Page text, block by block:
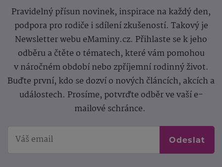
Pravidelný přísun novinek, inspirace na každý den,
podpora pro rodiče i sdílení zkušeností. Takový je
Newsletter webu eMaminy.cz. Přihlaste se k jeho
odběru a čtěte o tématech, které vám pomohou
v náročném období nebo zpříjemní rodinný život.
Buďte první, kdo se dozví o nových článcích, akcích a
událostech. Prosíme, potvrďte odběr ve vaší e-
mailové schránce.
Odeslat